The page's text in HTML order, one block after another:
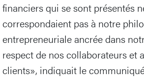
financiers qui se sont présentés
correspondaient pas à notre
entrepreneuriale ancrée dans
respect de nos collaborateurs et
clients», indiquait le